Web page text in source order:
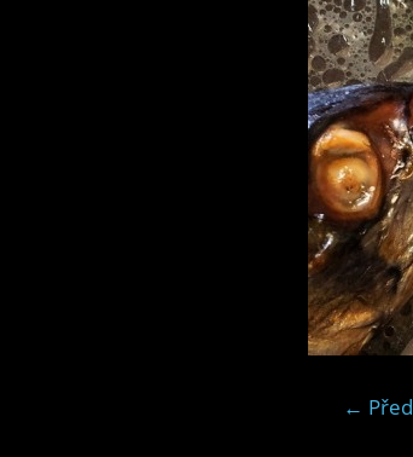
←